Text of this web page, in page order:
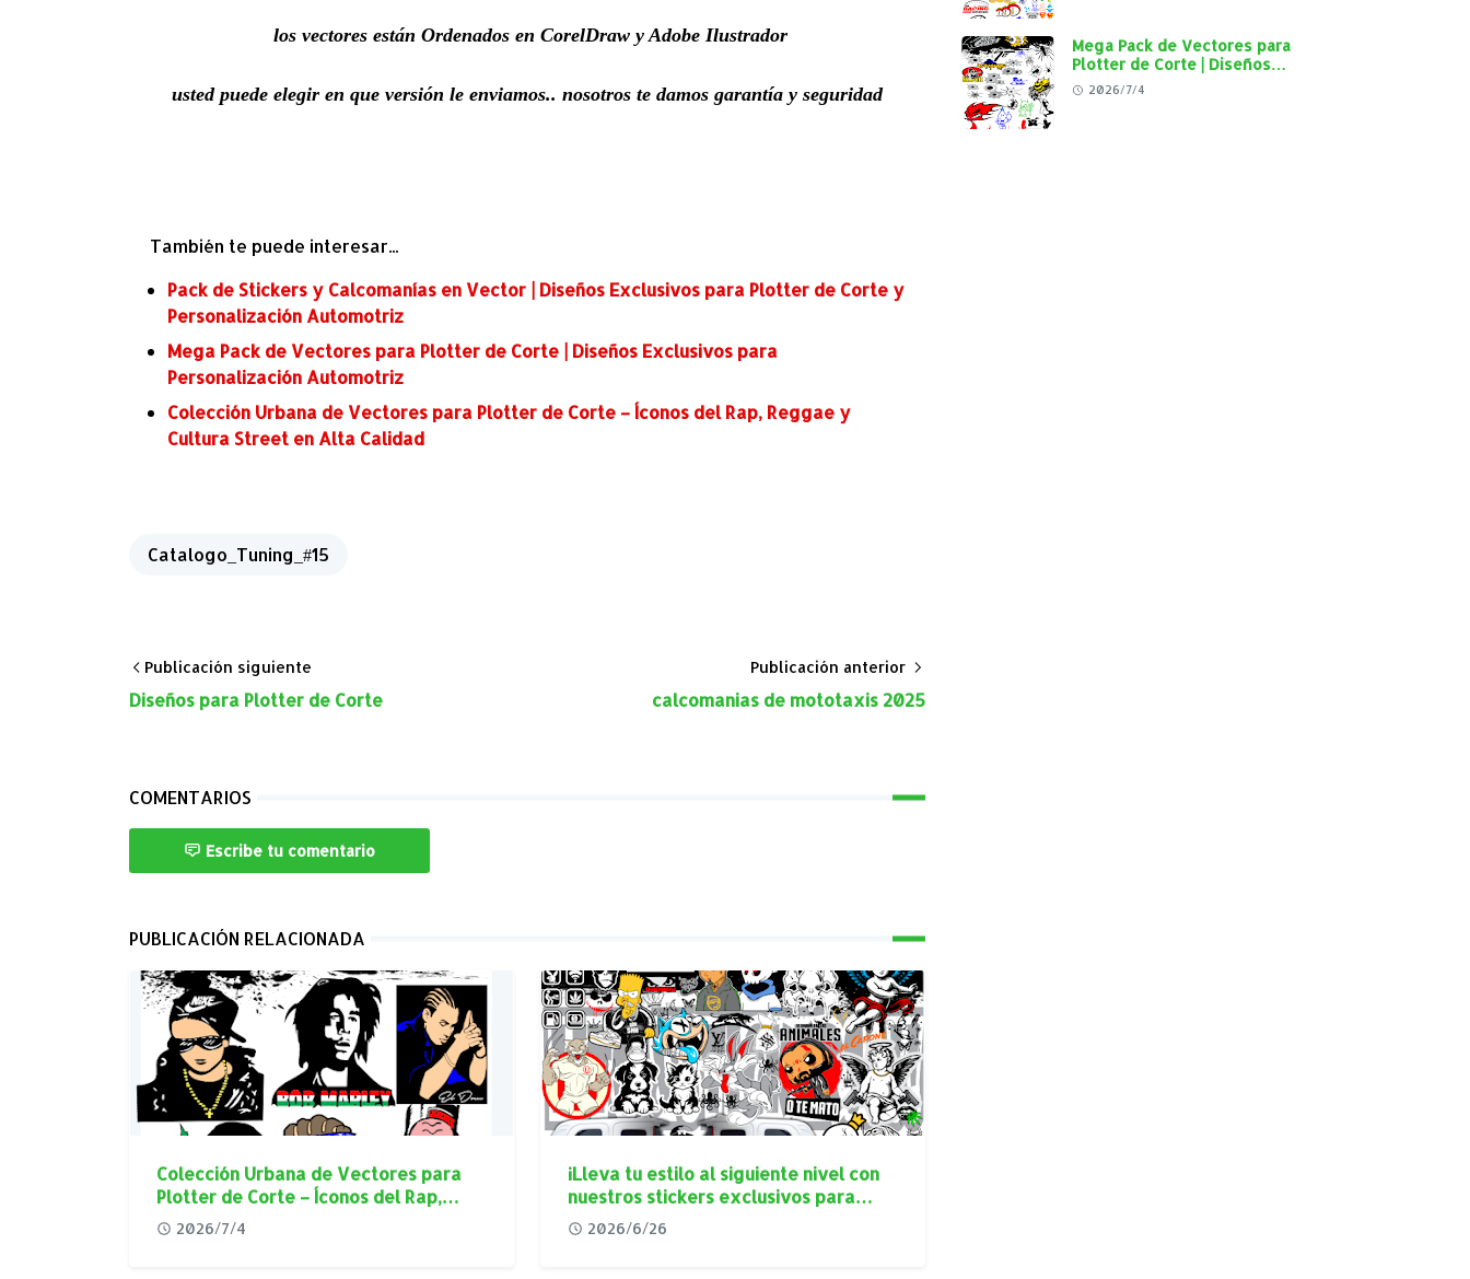
los vectores están Ordenados en CorelDraw y Adobe Ilustrador
ustedpuede elegir en que versión le enviamos.. nosotros te damos garantía y seguridad
También te puede interesar...
Pack de Stickers y Calcomanías en Vector | Diseños Exclusivos para Plotter de Corte y
Personalización Automotriz
Mega Pack de Vectores para Plotter de Corte | Diseños Exclusivos para
Personalización Automotriz
Colección Urbana de Vectores para Plotter de Corte – Íconos del Rap, Reggae y
Cultura Street en Alta Calidad
Catalogo_Tuning_#15
Publicación siguiente
Diseños para Plotter de Corte
Publicación anterior
calcomanias de mototaxis 2025
COMENTARIOS
Escribe tu comentario
PUBLICACIÓN RELACIONADA
Colección Urbana de Vectores para
Plotter de Corte – Íconos del Rap,
Reggae y Cultura Street en Alta
Calidad
2026/7/4
¡Lleva tu estilo al siguiente nivel con
nuestros stickers exclusivos para
autos y mototaxis!
2026/6/26
Mega Pack de Vectores para
Plotter de Corte | Diseños
Exclusivos para Personalización
Automotriz
2026/7/4